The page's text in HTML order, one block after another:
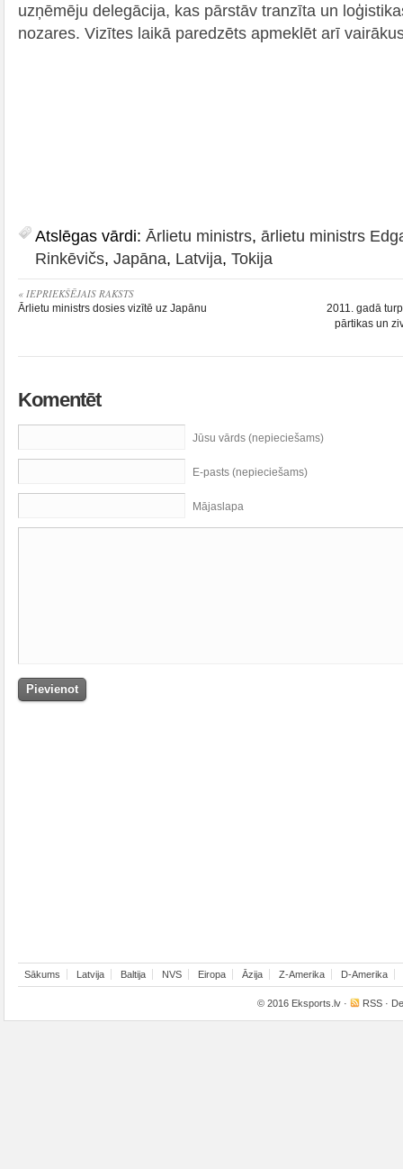
uzņēmēju delegācija, kas pārstāv tranzīta un
nozares. Vizītes laikā paredzēts apmeklēt arī
Atslēgas vārdi: Ārlietu ministrs, ārlietu ministrs
Rinkēvičs, Japāna, Latvija, Tokija
« IEPRIEKŠĒJAIS RAKSTS
Ārlietu ministrs dosies vizītē uz Japānu
2011. gadā
pārtikas un
Komentēt
Jūsu vārds (nepieciešams)
E-pasts (nepieciešams)
Mājaslapa
Sākums Latvija Baltija NVS Eiropa Āzija Z-Amerika D-Amerika
© 2016 Eksports.lv · RSS ·